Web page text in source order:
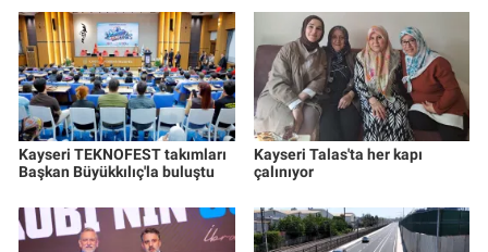
Kayseri TEKNOFEST takımları
Başkan Büyükkılıç'la buluştu
Kayseri Talas'ta her kapı
çalınıyor